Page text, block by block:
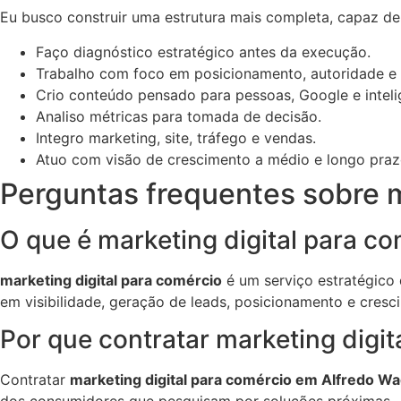
Eu busco construir uma estrutura mais completa, capaz
Faço diagnóstico estratégico antes da execução.
Trabalho com foco em posicionamento, autoridade e
Crio conteúdo pensado para pessoas, Google e
Analiso métricas para tomada de decisão.
Integro marketing, site, tráfego e vendas.
Atuo com visão de crescimento a médio e longo
Perguntas frequentes sobre
O que é marketing digital para
marketing digital para comércio é um serviço estratégico
em visibilidade, geração de leads, posicionamento e
Por que contratar marketing
Contratar marketing digital para comércio em Alfredo